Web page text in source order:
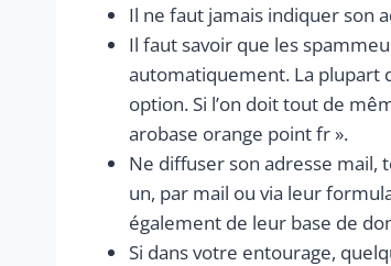
Il ne faut jamais indiquer son
Il faut savoir que les
automatiquement. La plupart
option. Si l’on doit tout de
arobase orange point fr ».
Ne diffuser son adresse mail,
un, par mail ou via leur
également de leur base de
Si dans votre entourage,